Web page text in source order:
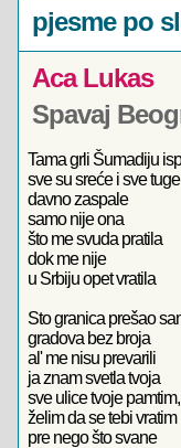
pjesme po
Aca Lukas
Spavaj
Tama grli Šumadiju
sve su sreće i sve tuge
davno zaspale
samo nije ona
što me svuda pratila
dok me nije
u Srbiju opet vratila
Sto granica prešao
gradova bez broja
al' me nisu prevarili
ja znam svetla tvoja
sve ulice tvoje
želim da se tebi vratim
pre nego što svane